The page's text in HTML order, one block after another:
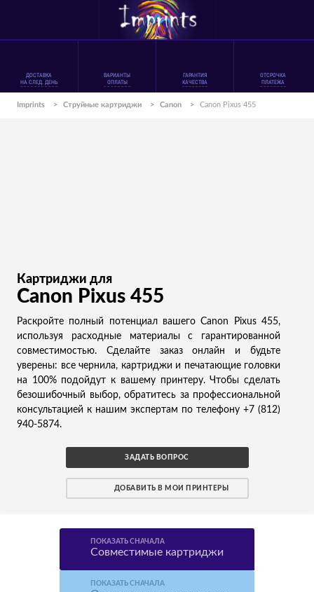
ДОСТАВКА
НА СЛЕД. ДЕНЬ
ВАРИАНТЫ
ОПЛАТЫ
ГАРАНТИЯ
КАЧЕСТВА
ОТСРОЧКА
ПЛАТЕЖА
Imprints > Струйные картриджи > Canon > Canon Pixus 455
Картриджи для
Canon Pixus 455
Раскройте полный потенциал вашего Canon Pixus 455,
используя расходные материалы с гарантированной
совместимостью. Сделайте заказ онлайн и будьте
уверены: все чернила, картриджи и печатающие головки
на 100% подойдут к вашему принтеру. Чтобы сделать
безошибочный выбор, обратитесь за профессиональной
консультацией к нашим экспертам по телефону +7 (812)
940-5874.
ЗАДАТЬ ВОПРОС
ДОБАВИТЬ В МОИ ПРИНТЕРЫ
ПОКАЗАТЬ СНАЧАЛА
Совместимые картриджи
ПОКАЗАТЬ СНАЧАЛА